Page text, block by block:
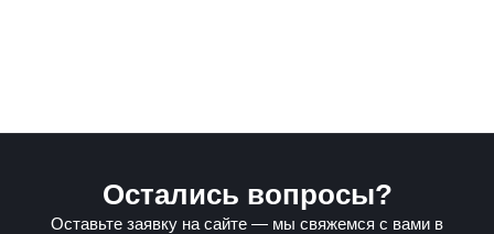
Остались вопросы?
Оставьте заявку на сайте — мы свяжемся с вами в